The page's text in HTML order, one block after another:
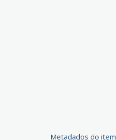
Metadados do item